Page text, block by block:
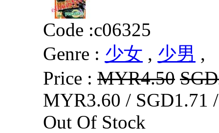
Code :c06325
Genre : 少女 , 少男 ,
Price : MYR4.50
MYR3.60 / SGD1.71
Out Of Stock